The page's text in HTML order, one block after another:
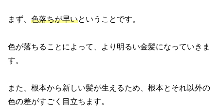
まず、 色落ちが早いということです。
色が落ちることによって、より明るい金髪になっていきま
す。
また、根本から新しい髪が生えるため、根本とそれ以外の
色の差がすごく目立ちます。